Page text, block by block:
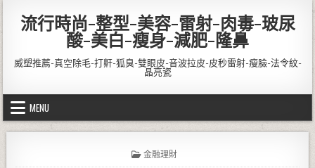
流行時尚-整型-美容-雷射-肉毒-玻尿
酸-美白-瘦身-減肥-隆鼻
威塑推薦-真空除毛-打鼾-狐臭-雙眼皮-音波拉皮-皮秒雷射-瘦臉-法令紋-
晶亮瓷
MENU
POSTED IN
金融理財